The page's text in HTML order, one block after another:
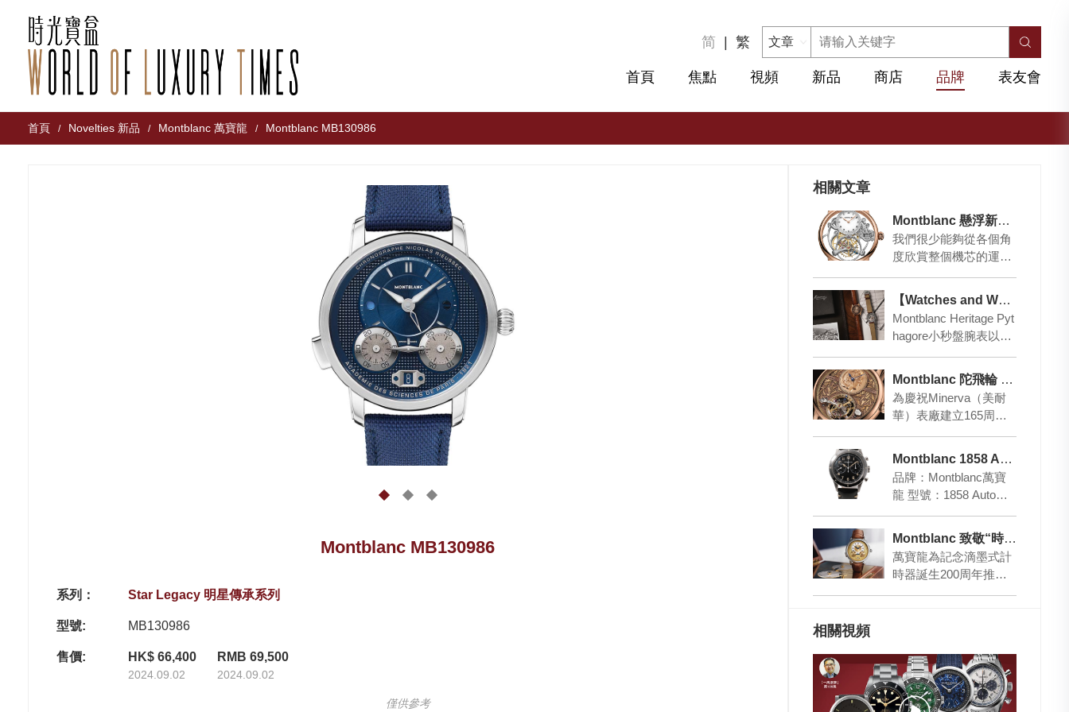
简 | 繁
首頁 焦點 視頻 新品 商店 品牌 表友會
首頁 / Novelties 新品 / Montblanc 萬寶龍 / Montblanc MB130986
Montblanc MB130986
系列： Star Legacy 明星傳承系列
型號: MB130986
售價: HK$ 66,400
2024.09.02
RMB 69,500
2024.09.02
僅供參考
相關文章
Montblanc 懸浮新境界
我們很少能夠從各個角
度欣賞整個機芯的運
角，沒有任何阻礙，這
款腕表卻是例外。 鏤…
【Watches and Wonders 2021】 Montblanc 一只表教曉你 何謂黃金比例
Montblanc Heritage Pyt
hagore小秒盤腕表以獨
例發現者畢…
Montblanc 陀飛輪 致敬Minerva傳奇
為慶祝Minerva（美耐
華）表廠建立165周
懸浮外…
Montblanc 1858 Automatic Chronograph
品牌：Montblanc萬寶
龍 型號：1858 Automat
Montblanc 致敬“時間書寫者”誕生200周年
萬寶龍為記念滴墨式計
時器誕生200周年推出
相關視頻